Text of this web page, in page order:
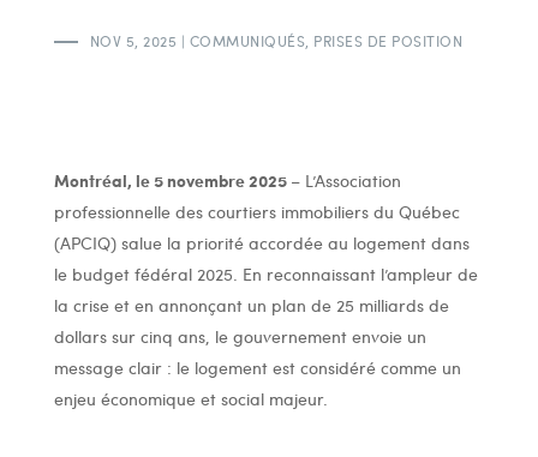
NOV 5, 2025 | COMMUNIQUÉS PRISES DE POSITION
Montréal, le 5 novembre 2025 – L’Association
professionnelle des courtiers immobiliers du Québec
(APCIQ) salue la priorité accordée au logement dans
le budget fédéral 2025. En reconnaissant l’ampleur de
la crise et en annonçant un plan de 25 milliards de
dollars sur cinq ans, le gouvernement envoie un
message clair : le logement est considéré comme un
enjeu économique et social majeur.